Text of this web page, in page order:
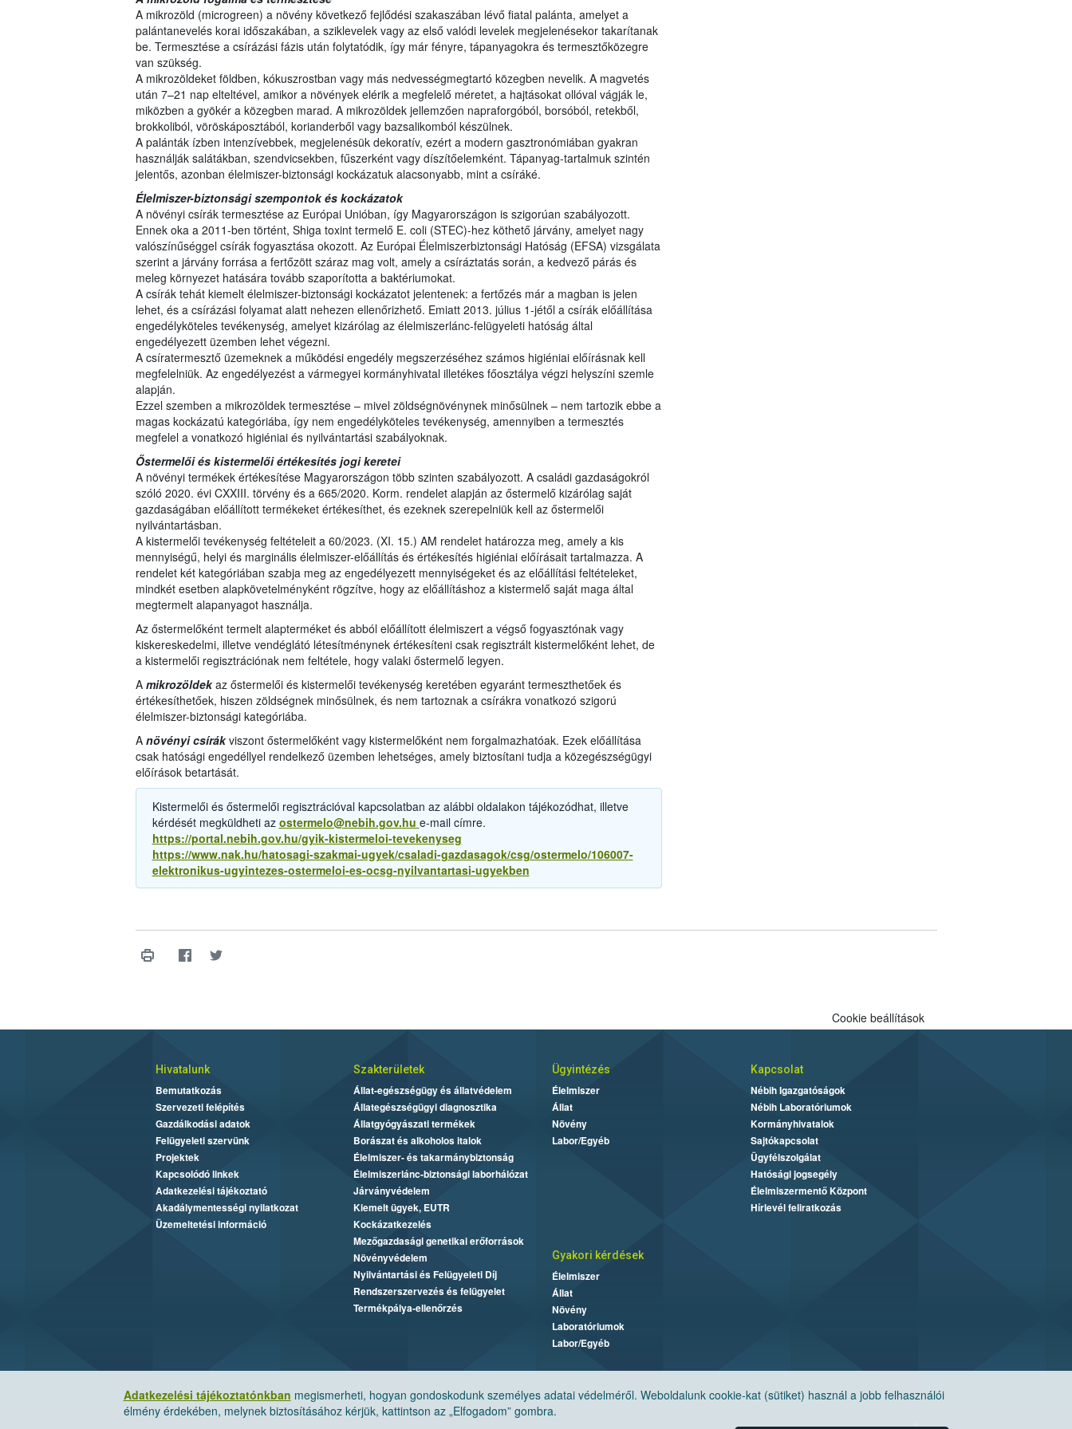
A mikrozöld (microgreen) a növény következő fejlődési szakaszában lévő fiatal palánta, amelyet a
palántanevelés korai időszakában, a sziklevelek vagy az első valódi levelek megjelenésekor takarítanak
be. Termesztése a csírázási fázis után folytatódik, így már fényre, tápanyagokra és termesztőközegre
van szükség.
A mikrozöldeket földben, kókuszrostban vagy más nedvességmegtartó közegben nevelik. A magvetés
után 7–21 nap elteltével, amikor a növények elérik a megfelelő méretet, a hajtásokat ollóval vágják le,
miközben a gyökér a közegben marad. A mikrozöldek jellemzően napraforgóból, borsóból, retekből,
brokkoliból, vöröskáposztából, korianderből vagy bazsalikomból készülnek.
A palánták ízben intenzívebbek, megjelenésük dekoratív, ezért a modern gasztronómiában gyakran
használják salátákban, szendvicsekben, fűszerként vagy díszítőelemként. Tápanyag-tartalmuk szintén
jelentős, azonban élelmiszer-biztonsági kockázatuk alacsonyabb, mint a csíráké.
Élelmiszer-biztonsági szempontok és kockázatok
A növényi csírák termesztése az Európai Unióban, így Magyarországon is szigorúan szabályozott.
Ennek oka a 2011-ben történt, Shiga toxint termelő E. coli (STEC)-hez köthető járvány, amelyet nagy
valószínűséggel csírák fogyasztása okozott. Az Európai Élelmiszerbiztonsági Hatóság (EFSA) vizsgálata
szerint a járvány forrása a fertőzött száraz mag volt, amely a csíráztatás során, a kedvező párás és
meleg környezet hatására tovább szaporította a baktériumokat.
A csírák tehát kiemelt élelmiszer-biztonsági kockázatot jelentenek: a fertőzés már a magban is jelen
lehet, és a csírázási folyamat alatt nehezen ellenőrizhető. Emiatt 2013. július 1-jétől a csírák előállítása
engedélyköteles tevékenység, amelyet kizárólag az élelmiszerlánc-felügyeleti hatóság által
engedélyezett üzemben lehet végezni.
A csíratermesztő üzemeknek a működési engedély megszerzéséhez számos higiéniai előírásnak kell
megfelelniük. Az engedélyezést a vármegyei kormányhivatal illetékes főosztálya végzi helyszíni szemle
alapján.
Ezzel szemben a mikrozöldek termesztése – mivel zöldségnövénynek minősülnek – nem tartozik ebbe a
magas kockázatú kategóriába, így nem engedélyköteles tevékenység, amennyiben a termesztés
megfelel a vonatkozó higiéniai és nyilvántartási szabályoknak.
Őstermelői és kistermelői értékesítés jogi keretei
A növényi termékek értékesítése Magyarországon több szinten szabályozott. A családi gazdaságokról
szóló 2020. évi CXXIII. törvény és a 665/2020. Korm. rendelet alapján az őstermelő kizárólag saját
gazdaságában előállított termékeket értékesíthet, és ezeknek szerepelniük kell az őstermelői
nyilvántartásban.
A kistermelői tevékenység feltételeit a 60/2023. (XI. 15.) AM rendelet határozza meg, amely a kis
mennyiségű, helyi és marginális élelmiszer-előállítás és értékesítés higiéniai előírásait tartalmazza. A
rendelet két kategóriában szabja meg az engedélyezett mennyiségeket és az előállítási feltételeket,
mindkét esetben alapkövetelményként rögzítve, hogy az előállításhoz a kistermelő saját maga által
megtermelt alapanyagot használja.
Az őstermelőként termelt alapterméket és abból előállított élelmiszert a végső fogyasztónak vagy
kiskereskedelmi, illetve vendéglátó létesítménynek értékesíteni csak regisztrált kistermelőként lehet, de
a kistermelői regisztrációnak nem feltétele, hogy valaki őstermelő legyen.
A mikrozöldekaz őstermelői és kistermelői tevékenység keretében egyaránt termeszthetőek és
értékesíthetőek, hiszen zöldségnek minősülnek, és nem tartoznak a csírákra vonatkozó szigorú
élelmiszer-biztonsági kategóriába.
A növényi csírákviszont őstermelőként vagy kistermelőként nem forgalmazhatóak. Ezek előállítása
csak hatósági engedéllyel rendelkező üzemben lehetséges, amely biztosítani tudja a közegészségügyi
előírások betartását.
Kistermelői és őstermelői regisztrációval kapcsolatban az alábbi oldalakon tájékozódhat, illetve
kérdését megküldheti az ostermelo@nebih.gov.hu e-mail címre.
https://portal.nebih.gov.hu/gyik-kistermeloi-tevekenyseg
https://www.nak.hu/hatosagi-szakmai-ugyek/csaladi-gazdasagok/csg/ostermelo/106007-
elektronikus-ugyintezes-ostermeloi-es-ocsg-nyilvantartasi-ugyekben
Adatkezelési tájékoztatónkban megismerheti, hogyan gondoskodunk személyes adatai védelméről. Weboldalunk cookie-kat (sütiket) használ a jobb felhasználói
élmény érdekében, melynek biztosításához kérjük, kattintson az „Elfogadom” gombra.
Cookie beállítások
Hivatalunk
Bemutatkozás
Szervezeti felépítés
Gazdálkodási adatok
Felügyeleti szervünk
Projektek
Kapcsolódó linkek
Adatkezelési tájékoztató
Akadálymentességi nyilatkozat
Üzemeltetési információ
Szakterületek
Állat-egészségügy és állatvédelem
Állategészségügyi diagnosztika
Állatgyógyászati termékek
Borászat és alkoholos italok
Élelmiszer- és takarmánybiztonság
Élelmiszerlánc-biztonsági laborhálózat
Járványvédelem
Kiemelt ügyek, EUTR
Kockázatkezelés
Mezőgazdasági genetikai erőforrások
Növényvédelem
Nyilvántartási és Felügyeleti Díj
Rendszerszervezés és felügyelet
Termékpálya-ellenőrzés
Ügyintézés
Élelmiszer
Állat
Növény
Labor/Egyéb
Kapcsolat
Nébih Igazgatóságok
Nébih Laboratóriumok
Kormányhivatalok
Sajtókapcsolat
Ügyfélszolgálat
Hatósági jogsegély
Élelmiszermentő Központ
Hírlevél feliratkozás
Gyakori kérdések
Élelmiszer
Állat
Növény
Laboratóriumok
Labor/Egyéb